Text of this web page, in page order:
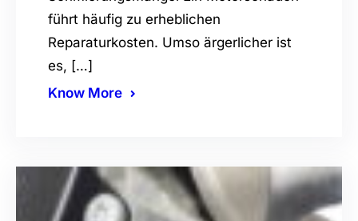
führt häufig zu erheblichen
Reparaturkosten. Umso ärgerlicher ist
es, […]
Know More